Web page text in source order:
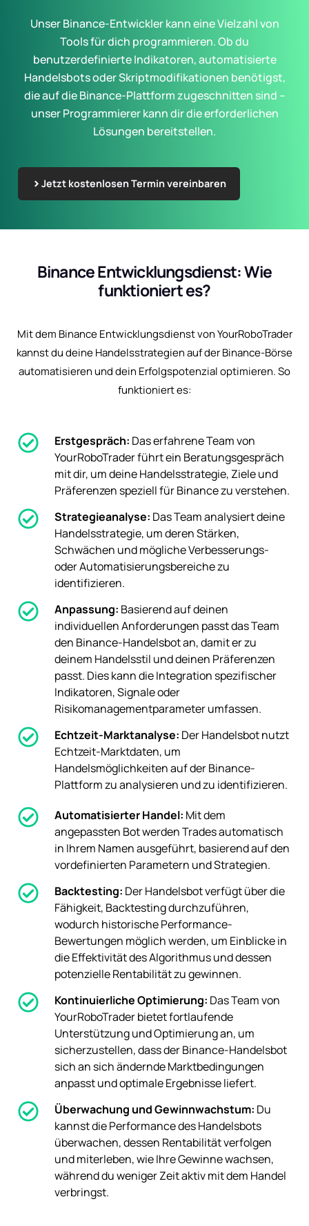
Unser Binance-Entwickler kann eine Vielzahl von
Tools für dich programmieren. Ob du
benutzerdefinierte Indikatoren, automatisierte
Handelsbots oder Skriptmodifikationen benötigst,
die auf die Binance-Plattform zugeschnitten sind –
unser Programmierer kann dir die erforderlichen
Lösungen bereitstellen.
Jetzt kostenlosen Termin vereinbaren
Binance Entwicklungsdienst: Wie
funktioniert es?
Mit dem Binance Entwicklungsdienst von YourRoboTrader
kannst du deine Handelsstrategien auf der Binance-Börse
automatisieren und dein Erfolgspotenzial optimieren. So
funktioniert es:
Erstgespräch: Das erfahrene Team von
YourRoboTrader führt ein Beratungsgespräch
mit dir, um deine Handelsstrategie, Ziele und
Präferenzen speziell für Binance zu verstehen.
Strategieanalyse: Das Team analysiert deine
Handelsstrategie, um deren Stärken,
Schwächen und mögliche Verbesserungs-
oder Automatisierungsbereiche zu
identifizieren.
Anpassung: Basierend auf deinen
individuellen Anforderungen passt das Team
den Binance-Handelsbot an, damit er zu
deinem Handelsstil und deinen Präferenzen
passt. Dies kann die Integration spezifischer
Indikatoren, Signale oder
Risikomanagementparameter umfassen.
Echtzeit-Marktanalyse: Der Handelsbot nutzt
Echtzeit-Marktdaten, um
Handelsmöglichkeiten auf der Binance-
Plattform zu analysieren und zu identifizieren.
Automatisierter Handel: Mit dem
angepassten Bot werden Trades automatisch
in Ihrem Namen ausgeführt, basierend auf den
vordefinierten Parametern und Strategien.
Backtesting: Der Handelsbot verfügt über die
Fähigkeit, Backtesting durchzuführen,
wodurch historische Performance-
Bewertungen möglich werden, um Einblicke in
die Effektivität des Algorithmus und dessen
potenzielle Rentabilität zu gewinnen.
Kontinuierliche Optimierung: Das Team von
YourRoboTrader bietet fortlaufende
Unterstützung und Optimierung an, um
sicherzustellen, dass der Binance-Handelsbot
sich an sich ändernde Marktbedingungen
anpasst und optimale Ergebnisse liefert.
Überwachung und Gewinnwachstum: Du
kannst die Performance des Handelsbots
überwachen, dessen Rentabilität verfolgen
und miterleben, wie Ihre Gewinne wachsen,
während du weniger Zeit aktiv mit dem Handel
verbringst.